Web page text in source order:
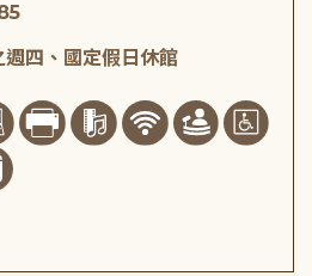
四、國定假日休館